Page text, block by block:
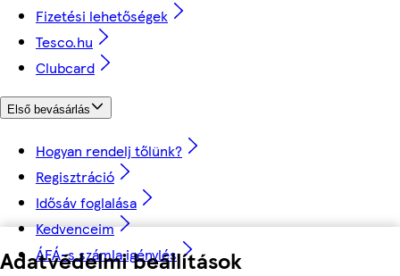
Adatvédelmi beállítások
Fizetési lehetőségek
Tesco.hu
Clubcard
Első bevásárlás
Hogyan rendelj tőlünk?
Regisztráció
Idősáv foglalása
Kedvenceim
ÁFÁ-s számla igénylés